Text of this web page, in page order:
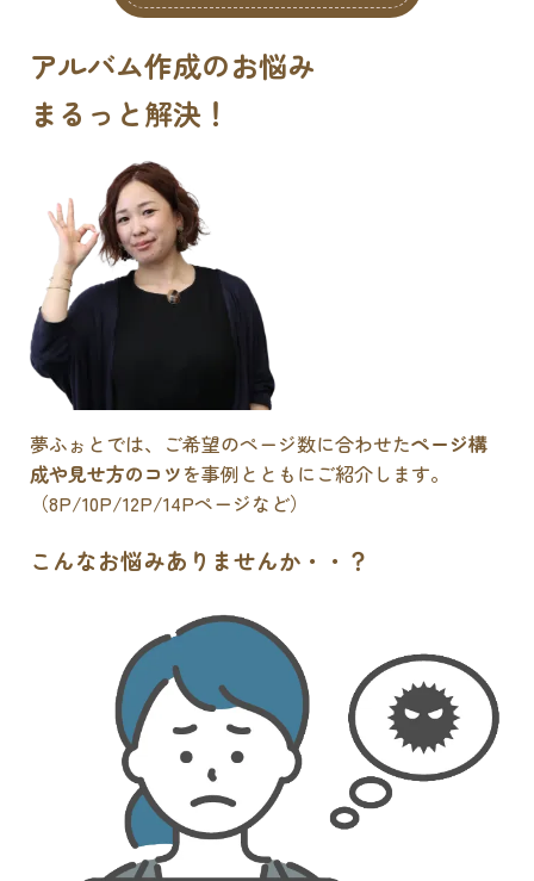
アルバム作成のお悩み
まるっと解決 ！
夢ふぉとでは、ご希望のページ数に合わせたページ構
成や見せ方のコツを事例とともにご紹介します。
（8P/10P/12P/14Pページなど）
こんなお悩みありませんか・・？